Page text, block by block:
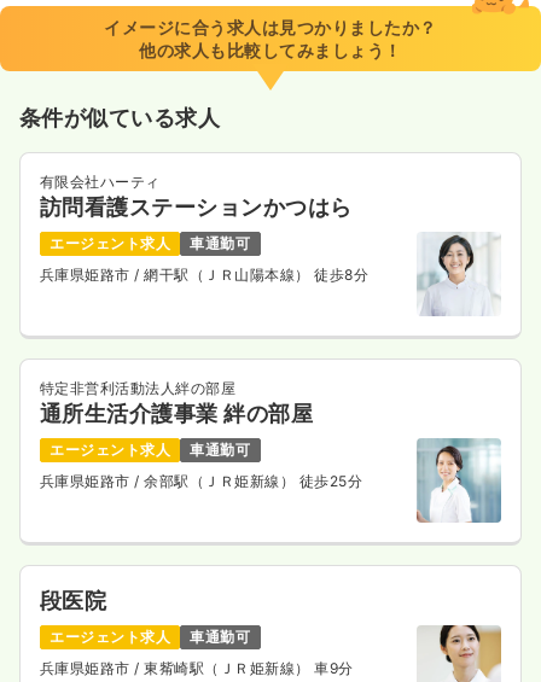
イメージに合う求人は見つかりましたか？
他の求人も比較してみましょう！
条件が似ている求人
有限会社ハーティ
訪問看護ステーションかつはら
エージェント求人
車通勤可
兵庫県姫路市/ 網干駅（ＪＲ山陽本線） 徒歩8分
特定非営利活動法人絆の部屋
通所生活介護事業 絆の部屋
エージェント求人
車通勤可
兵庫県姫路市/ 余部駅（ＪＲ姫新線） 徒歩25分
段医院
エージェント求人
車通勤可
兵庫県姫路市/ 東觜崎駅（ＪＲ姫新線） 車9分